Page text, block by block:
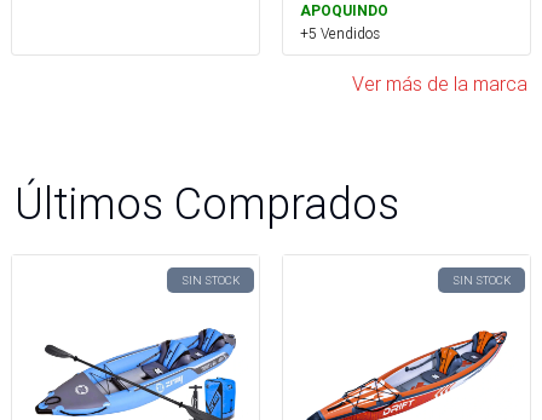
APOQUINDO
+5 Vendidos
Ver más de la marca
Últimos Comprados
SIN STOCK SIN STOCK